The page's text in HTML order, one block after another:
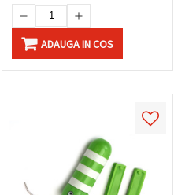
ADAUGA IN COS